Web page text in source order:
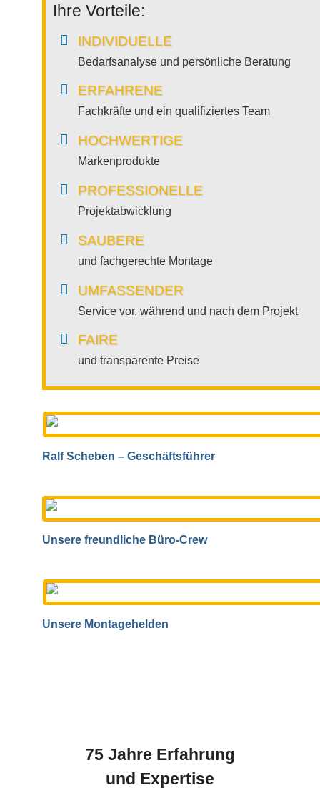
Ralf Scheben – Geschäftsführer
Ihre Vorteile:
INDIVIDUELLE
Bedarfsanalyse und persönliche Beratung
ERFAHRENE
Fachkräfte und ein qualifiziertes Team
HOCHWERTIGE
Markenprodukte
PROFESSIONELLE
Projektabwicklung
SAUBERE
und fachgerechte Montage
UMFASSENDER
Service vor, während und nach dem Projekt
FAIRE
und transparente Preise
Unsere freundliche Büro-Crew
Unsere Montagehelden
75 Jahre Erfahrung
und Expertise